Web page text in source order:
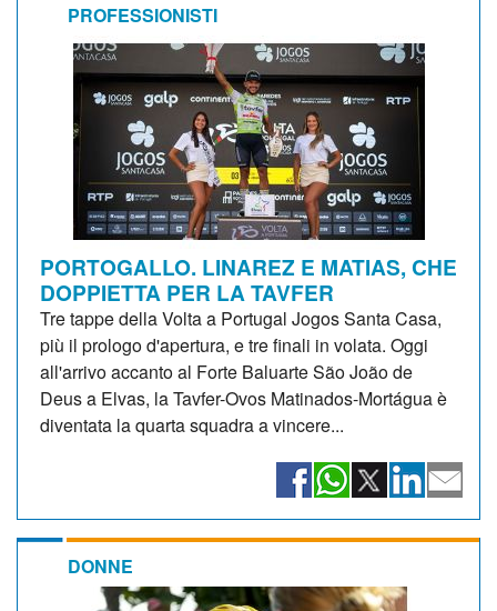
PROFESSIONISTI
PORTOGALLO. LINAREZ E MATIAS, CHE
DOPPIETTA PER LA TAVFER
Tre tappe della Volta a Portugal Jogos Santa Casa,
più il prologo d'apertura, e tre finali in volata. Oggi
all'arrivo accanto al Forte Baluarte São João de
Deus a Elvas, la Tavfer-Ovos Matinados-Mortágua è
diventata la quarta squadra a vincere...
DONNE